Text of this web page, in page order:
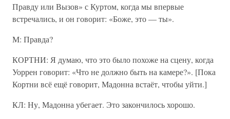
Правду или Вызов» с Куртом, когда мы впервые
встречались, и он говорит: «Боже, это — ты».
М: Правда?
КОРТНИ: Я думаю, что это было похоже на сцену, когда
Уоррен говорит: «Что не должно быть на камере?». [Пока
Кортни всё ещё говорит, Мадонна встаёт, чтобы уйти.]
КЛ: Ну, Мадонна убегает. Это закончилось хорошо.